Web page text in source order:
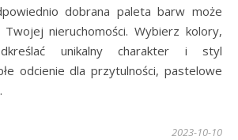
dobrana paleta barw może
nieruchomości. Wybierz kolory,
unikalny charakter i styl
odcienie dla przytulności, pastelowe
2023-10-10